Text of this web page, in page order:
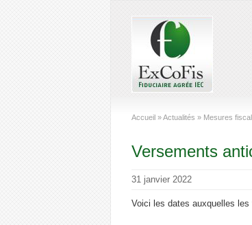
Accueil »Actualités » Mesures
Versements
31 janvier 2022
Voici les dates auxquelles